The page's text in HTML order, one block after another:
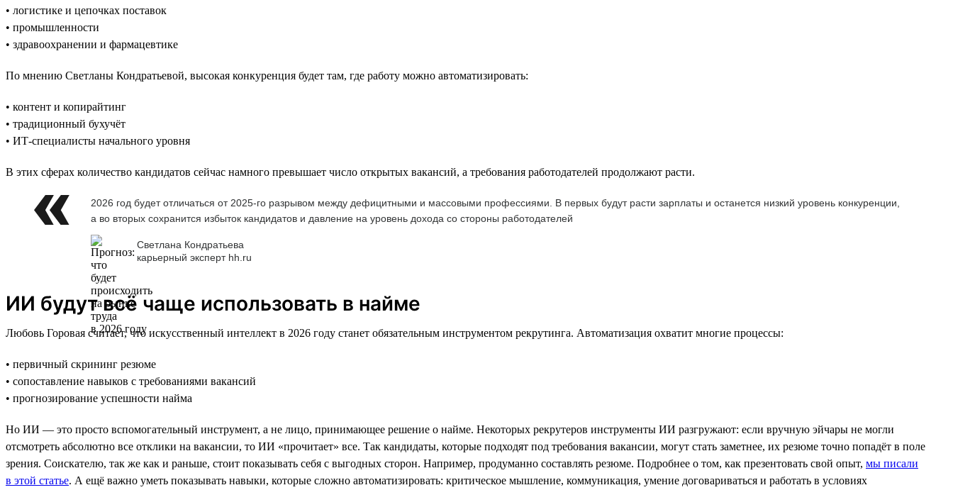
• логистике и цепочках поставок
• промышленности
• здравоохранении и фармацевтике
По мнению Светланы Кондратьевой, высокая конкуренция будет там, где работу можно автоматизировать:
• контент и копирайтинг
• традиционный бухучёт
• ИТ-специалисты начального уровня
В этих сферах количество кандидатов сейчас намного превышает число открытых вакансий, а требования работодателей продолжают расти.
2026 год будет отличаться от 2025-го разрывом между дефицитными и массовыми профессиями. В первых будут расти зарплаты и останется низкий уровень конкуренции,
а во вторых сохранится избыток кандидатов и давление на уровень дохода со стороны работодателей
Светлана Кондратьева
карьерный эксперт hh.ru
ИИ будут всё чаще использовать в найме
Любовь Горовая считает, что искусственный интеллект в 2026 году станет обязательным инструментом рекрутинга. Автоматизация охватит многие процессы:
• первичный скрининг резюме
• сопоставление навыков с требованиями вакансий
• прогнозирование успешности найма
Но ИИ — это просто вспомогательный инструмент, а не лицо, принимающее решение о найме. Некоторых рекрутеров инструменты ИИ разгружают: если вручную эйчары не могли
отсмотреть абсолютно все отклики на вакансии, то ИИ «прочитает» все. Так кандидаты, которые подходят под требования вакансии, могут стать заметнее, их резюме точно попадёт в поле
зрения. Соискателю, так же как и раньше, стоит показывать себя с выгодных сторон. Например, продуманно составлять резюме. Подробнее о том, как презентовать свой опыт, мы писали
в этой статье. А ещё важно уметь показывать навыки, которые сложно автоматизировать: критическое мышление, коммуникация, умение договариваться и работать в условиях